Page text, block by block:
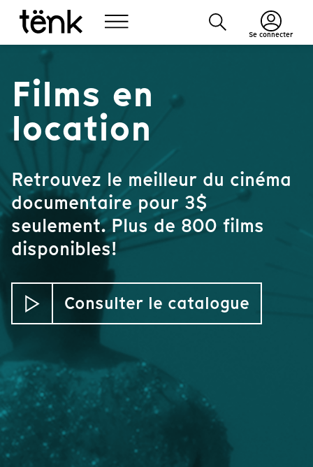
Se connecter
Films en
location
Retrouvez le meilleur du cinéma
documentaire pour 3$
seulement. Plus de 800 films
disponibles!
Consulter le catalogue